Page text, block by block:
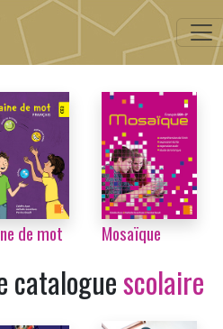
de mot Mosaïque
cataloguescolaire